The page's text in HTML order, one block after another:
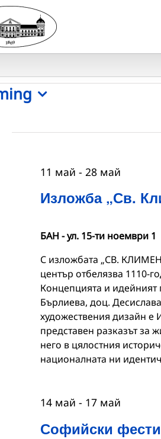
Изложба „Св.
11 май - 28 май
БАН - ул. 15-ти ноември 1
С изложбата „СВ.
център отбелязва 1110-
Концепцията и идейният
Бърлиева, доц.
художествения дизайн е
представен разказът за
него в цялостния
националната ни
Софийски
14 май - 17 май